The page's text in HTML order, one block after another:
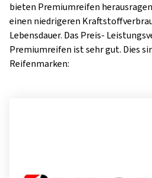
bieten Premiumreifen
einen niedrigeren
Lebensdauer. Das Preis-
Premiumreifen ist sehr gut. Dies
Reifenmarken: